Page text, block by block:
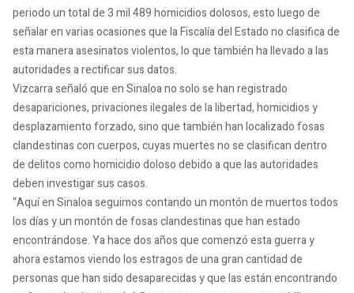
periodo un total de 3 mil 489 homicidios dolosos, esto luego de
señalar en varias ocasiones que la Fiscalía del Estado no clasifica de
esta manera asesinatos violentos, lo que también ha llevado a las
autoridades a rectificar sus datos.
Vizcarra señaló que en Sinaloa no solo se han registrado
desapariciones, privaciones ilegales de la libertad, homicidios y
desplazamiento forzado, sino que también han localizado fosas
clandestinas con cuerpos, cuyas muertes no se clasifican dentro
de delitos como homicidio doloso debido a que las autoridades
deben investigar sus casos.
“Aquí en Sinaloa seguimos contando un montón de muertos todos
los días y un montón de fosas clandestinas que han estado
encontrándose. Ya hace dos años que comenzó esta guerra y
ahora estamos viendo los estragos de una gran cantidad de
personas que han sido desaparecidas y que las están encontrando